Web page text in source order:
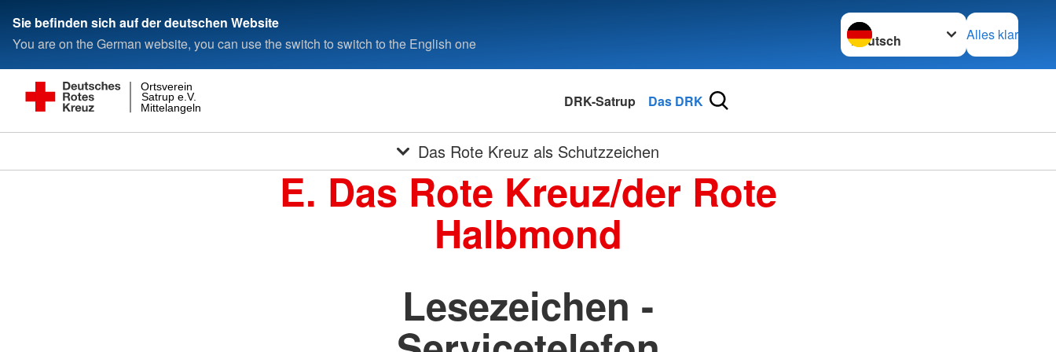
Sie befinden sich auf der deutschen Website
You are on the German website, you can use the switch to switch to the English one
Sprache wechseln zu
Alles klar
Mittelangeln
Satrup e.V.
Ortsverein
DRK-Satrup Das DRK
Das Rote Kreuz als Schutzzeichen
E. Das Rote Kreuz/der Rote
Halbmond
Lesezeichen -